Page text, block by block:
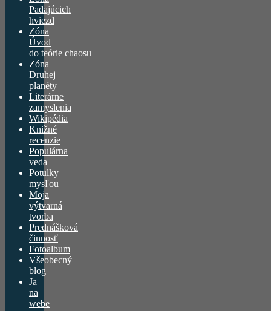
Padajúcich
hviezd
Zóna
Úvod
do teórie chaosu
Zóna
Druhej
planéty
Literárne
zamyslenia
Wikipédia
Knižné
recenzie
Populárna
veda
Potulky
mysľou
Moja
výtvarná
tvorba
Prednášková
činnosť
Fotoalbum
Všeobecný
blog
Ja
na
webe